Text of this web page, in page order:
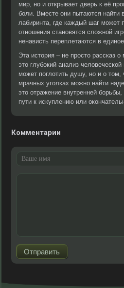
мир, но и открывает дверь к её
боли. Вместе они пытаются найти
лабиринта, где каждый шаг может
отношения становятся сложной
ненависть переплетаются в
Эта история – не просто рассказ
это глубокий анализ
может поглотить душу, но и о
мрачных уголках можно найти
это отражение внутренней
пути к искуплению или
Комментарии